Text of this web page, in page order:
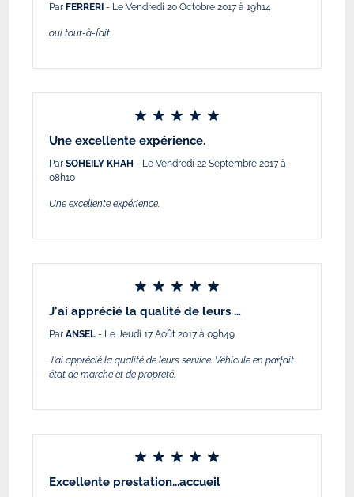
Par FERRERI - Le Vendredi 20 Octobre 2017 à 19h14
oui tout-à-fait
Une excellente expérience.
Par SOHEILY KHAH - Le Vendredi 22 Septembre 2017 à
08h10
Une excellente expérience.
J'ai apprécié la qualité de leurs …
Par ANSEL - Le Jeudi 17 Août 2017 à 09h49
J'ai apprécié la qualité de leurs service. Véhicule en parfait
état de marche et de propreté.
Excellente prestation...accueil